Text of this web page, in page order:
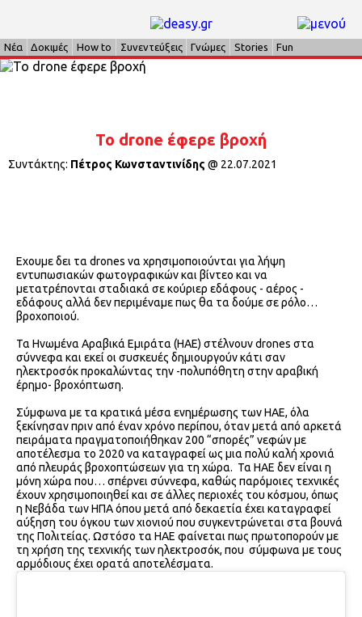
Νέα Δοκιμές How to Συνεντεύξεις Γνώμες Stories Fun
Το drone έφερε βροχή
Συντάκτης: Πέτρος Κωνσταντινίδης @ 22.07.2021
Εχουμε δει τα drones να χρησιμοποιούνται για λήψη
εντυπωσιακών φωτογραφικών και βίντεο και να
μετατρέπονται σταδιακά σε κούριερ εδάφους - αέρος -
εδάφους αλλά δεν περιμέναμε πως θα τα δούμε σε ρόλο…
βροχοποιού.
Τα Ηνωμένα Αραβικά Εμιράτα (ΗΑΕ) στέλνουν drones στα
σύννεφα και εκεί οι συσκευές δημιουργούν κάτι σαν
ηλεκτροσόκ προκαλώντας την -πολυπόθητη στην αραβική
έρημο- βροχόπτωση.
Σύμφωνα με τα κρατικά μέσα ενημέρωσης των ΗΑΕ, όλα
ξεκίνησαν πριν από έναν χρόνο περίπου, όταν μετά από αρκετά
πειράματα πραγματοποιήθηκαν 200 “σπορές” νεφών με
αποτέλεσμα το 2020 να καταγραφεί ως μια πολύ καλή χρονιά
από πλευράς βροχοπτώσεων για τη χώρα. Τα ΗΑΕ δεν είναι η
μόνη χώρα που… σπέρνει σύννεφα, καθώς παρόμοιες τεχνικές
έχουν χρησιμοποιηθεί και σε άλλες περιοχές του κόσμου, όπως
η Νεβάδα των ΗΠΑ όπου μετά από δεκαετία έχει καταγραφεί
αύξηση του όγκου των χιονιού που συγκεντρώνεται στα βουνά
της Πολιτείας. Ωστόσο τα ΗΑΕ φαίνεται πως πρωτοπορούν με
τη χρήση της τεχνικής των ηλεκτροσόκ, που σύμφωνα με τους
αρμόδιους έχει ορατά αποτελέσματα.